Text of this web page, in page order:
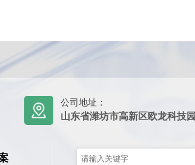
公司地址：
山东省潍坊市高新区欧龙科技园